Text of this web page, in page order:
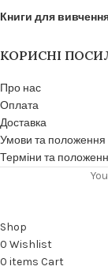
Книги для
КОРИСНІ
Про нас
Оплата
Доставка
Умови та положення
Терміни та
Shop
0 Wishlist
0 items Cart